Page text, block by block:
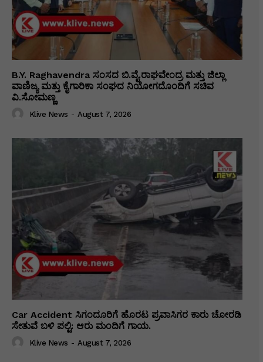
B.Y. Raghavendra ಸಂಸದ ಬಿ.ವೈ.ರಾಘವೇಂದ್ರ ಮತ್ತು ಜಿಲ್ಲಾ
ವಾಣಿಜ್ಯ ಮತ್ತು ಕೈಗಾರಿಕಾ ಸಂಘದ ನಿಯೋಗದೊಂದಿಗೆ ಸಚಿವ
ವಿ‌.ಸೋಮಣ್ಣ
Klive News - August 7, 2026
Car Accident ಸಿಗಂದೂರಿಗೆ ಹೊರಟ ಪ್ರವಾಸಿಗರ ಕಾರು ಚೋರಡಿ
ಸೇತುವೆ ಬಳಿ ಪಲ್ಟಿ: ಆರು ಮಂದಿಗೆ ಗಾಯ.
Klive News - August 7, 2026